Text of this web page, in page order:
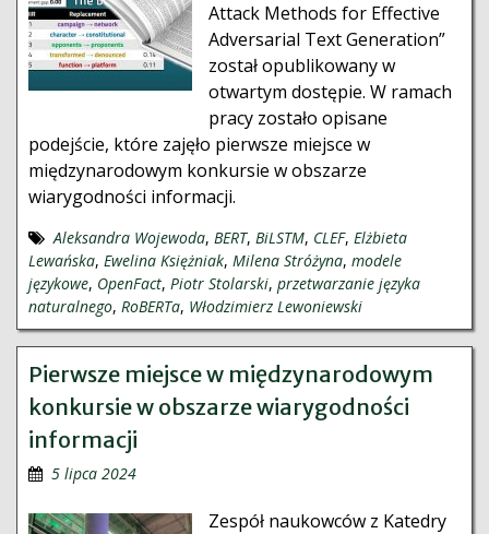
Attack Methods for Effective
Adversarial Text Generation”
został opublikowany w
otwartym dostępie. W ramach
pracy zostało opisane
podejście, które zajęło pierwsze miejsce w
międzynarodowym konkursie w obszarze
wiarygodności informacji.
Aleksandra Wojewoda, BERT, BiLSTM, CLEF, Elżbieta
Lewańska, Ewelina Księżniak, Milena Stróżyna, modele
językowe, OpenFact, Piotr Stolarski, przetwarzanie języka
naturalnego, RoBERTa, Włodzimierz Lewoniewski
Pierwsze miejsce w międzynarodowym
konkursie w obszarze wiarygodności
informacji
5 lipca 2024
Zespół naukowców z Katedry